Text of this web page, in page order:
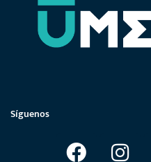
Síguenos